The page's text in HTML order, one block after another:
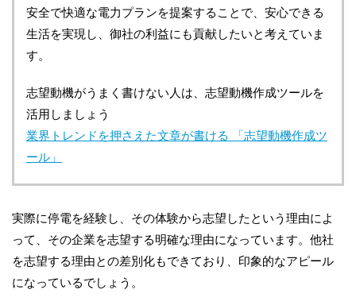
安全で快適な電力プランを提案することで、安心できる
生活を実現し、御社の利益にも貢献したいと考えていま
す。
志望動機がうまく書けない人は、志望動機作成ツールを
活用しましょう
業界トレンドを押さえた文章が書ける 「志望動機作成ツ
ール」
実際に停電を経験し、その体験から志望したという理由によ
って、その企業を志望する明確な理由になっています。他社
を志望する理由との差別化もできており、印象的なアピール
になっているでしょう。